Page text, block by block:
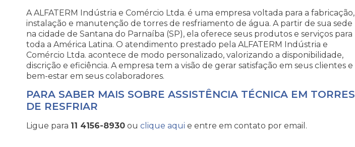
A ALFATERM Indústria e Comércio Ltda. é uma empresa voltada para a fabricação,
instalação e manutenção de torres de resfriamento de água. A partir de sua sede
na cidade de Santana do Parnaíba (SP), ela oferece seus produtos e serviços para
toda a América Latina. O atendimento prestado pela ALFATERM Indústria e
Comércio Ltda. acontece de modo personalizado, valorizando a disponibilidade,
discrição e eficiência. A empresa tem a visão de gerar satisfação em seus clientes e
bem-estar em seus colaboradores.
PARA SABER MAIS SOBRE ASSISTÊNCIA TÉCNICA EM TORRES
DE RESFRIAR
Ligue para 11 4156-8930 ou clique aqui e entre em contato por email.